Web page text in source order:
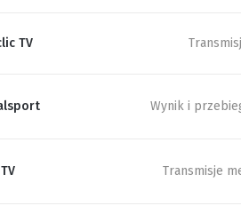
TV
Wynik i
Transmisje